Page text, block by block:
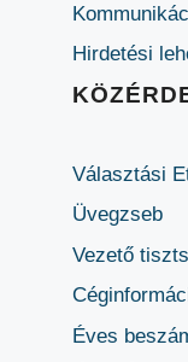
Hirdetési
Választási
Üvegzseb
Vezető
Éves